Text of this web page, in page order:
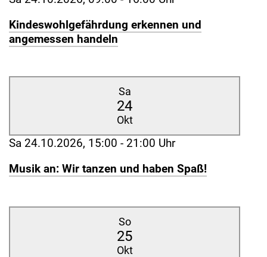
Kindeswohlgefährdung erkennen und
angemessen handeln
Sa
24
Okt
Sa 24.10.2026, 15:00 - 21:00 Uhr
Musik an: Wir tanzen und haben Spaß!
So
25
Okt